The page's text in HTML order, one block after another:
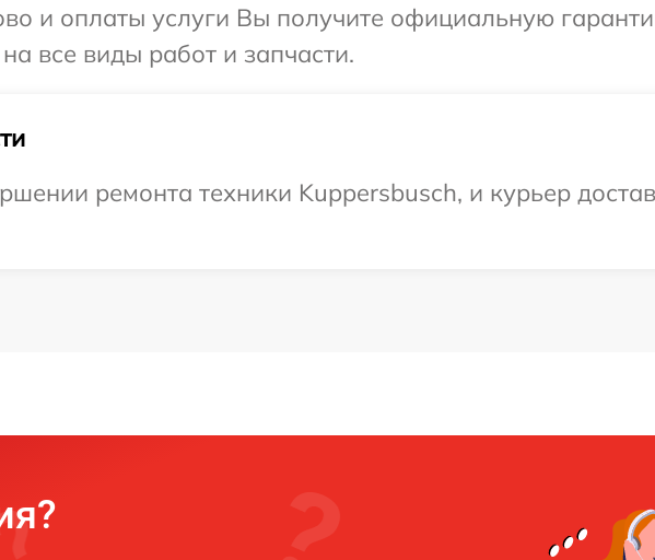
и оплаты услуги Вы получите официальную
все виды работ и запчасти.
ремонта техники Kuppersbusch, и курьер